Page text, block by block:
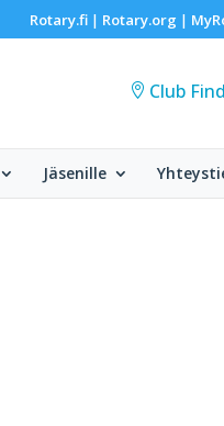
Rotary.fi| Rotary.org |
Club
Jäsenille